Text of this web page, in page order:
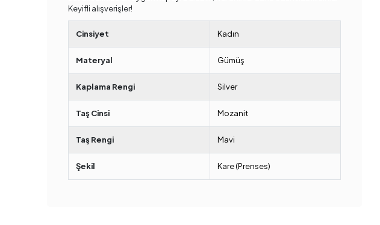
Keyifli alışverişler!
Cinsiyet Kadın
Materyal Gümüş
Kaplama Rengi Silver
Taş Cinsi Mozanit
Taş Rengi Mavi
Şekil Kare (Prenses)